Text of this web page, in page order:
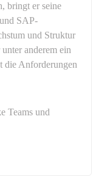
bringt er seine
SAP-
und Struktur
anderem ein
die Anforderungen
Teams und